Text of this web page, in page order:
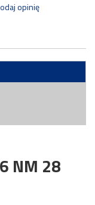
opinię
NM 28